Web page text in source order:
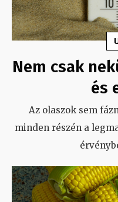
Nem csak
és
Az olaszok sem
minden részén a